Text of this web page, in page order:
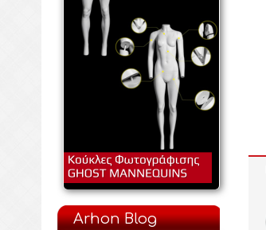
Arhon Blog